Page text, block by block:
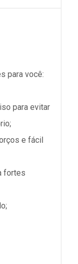
para você:
para evitar
e fácil
fortes